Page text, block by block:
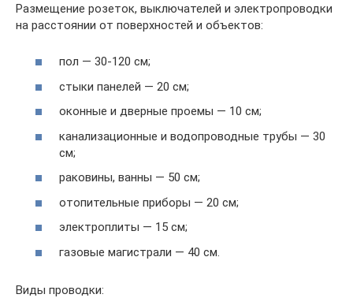
Размещение розеток, выключателей и электропроводки
на расстоянии от поверхностей и объектов:
пол — 30-120 см;
стыки панелей — 20 см;
оконные и дверные проемы — 10 см;
канализационные и водопроводные трубы — 30
см;
раковины, ванны — 50 см;
отопительные приборы — 20 см;
электроплиты — 15 см;
газовые магистрали — 40 см.
Виды проводки: